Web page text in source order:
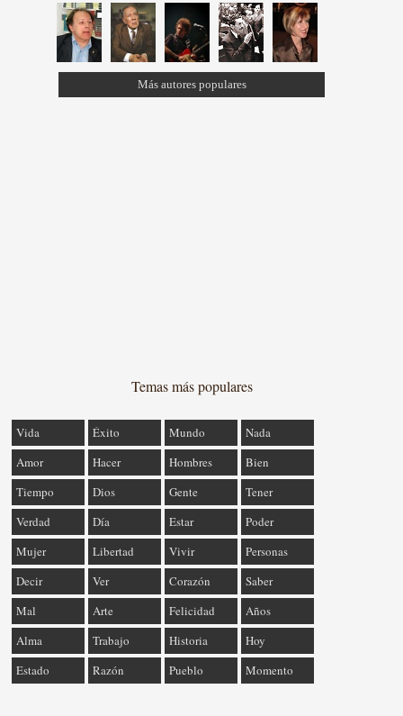
Más autores populares
Temas más populares
Vida Éxito Mundo
Nada
Amor
Hacer Hombres
Bien
Tiempo
Dios Gente
Tener
Verdad
Día Estar
Poder
Mujer
Libertad Vivir
Personas
Decir
Ver Corazón
Saber
Mal
Arte Felicidad
Años
Alma
Trabajo Historia
Hoy
Estado
Razón Pueblo Momento